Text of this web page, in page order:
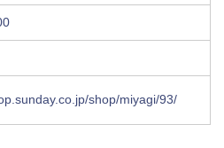
shop/miyagi/93/